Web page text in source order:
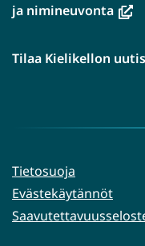
ja nimineuvonta
Tilaa Kielikellon
Tietosuoja
Evästekäytännöt